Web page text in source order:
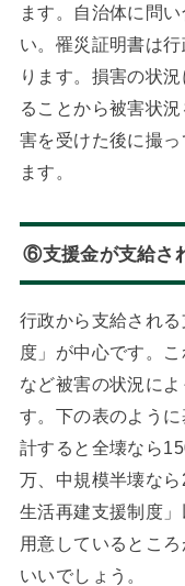
ます。自治体に問
い。罹災証明書は
ります。損害の状
ることから被害状
害を受けた後に撮
ます。
⑥支援金が支給さ
行政から支給され
度」が中心です。
など被害の状況に
す。下の表のよう
計すると全壊なら
万、中規模半壊な
生活再建支援制度
用意しているとこ
いいでしょう。